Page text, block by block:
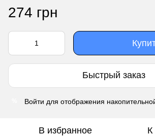
274 грн
Быстрый заказ
Войти для отображения
В избранное К